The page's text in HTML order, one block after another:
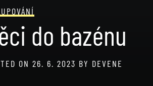
do bazénu
ON 26. 6. 2023 BY DEVENE